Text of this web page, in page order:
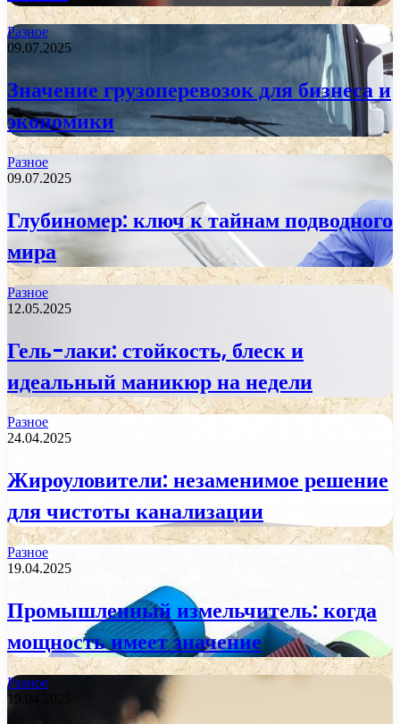
Разное
09.07.2025
Значение грузоперевозок для бизнеса и
экономики
Разное
09.07.2025
Глубиномер: ключ к тайнам подводного
мира
Разное
12.05.2025
Гель-лаки: стойкость, блеск и
идеальный маникюр на недели
Разное
24.04.2025
Жироуловители: незаменимое решение
для чистоты канализации
Разное
19.04.2025
Промышленный измельчитель: когда
мощность имеет значение
Разное
19.04.2025